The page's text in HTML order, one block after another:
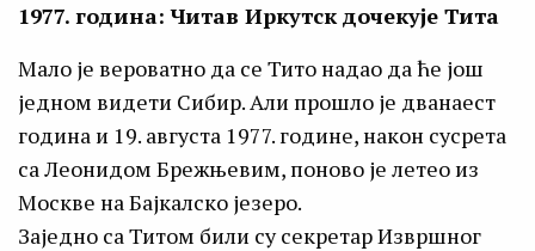
1977. година: Читав Иркутск дочекује Тита
Мало је вероватно да се Тито надао да ће још
једном видети Сибир. Али прошло је дванаест
година и 19. августа 1977. године, након сусрета
са Леонидом Брежњевим, поново је летео из
Москве на Бајкалско језеро.
Заједно са Титом били су секретар Извршног